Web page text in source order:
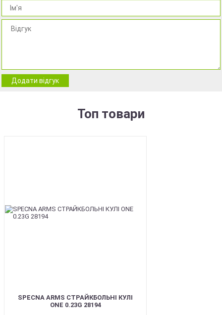
Додати відгук
Топ товари
SPECNA ARMS СТРАЙКБОЛЬНІ КУЛІ
ONE 0.23G 28194